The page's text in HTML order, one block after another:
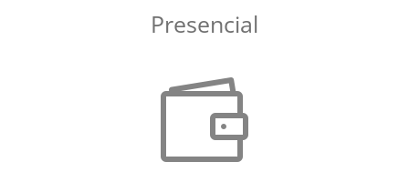
Presencial
